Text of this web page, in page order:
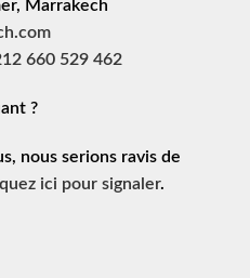
Marrakech
660 529 462
?
nous serions ravis de
ici pour signaler.